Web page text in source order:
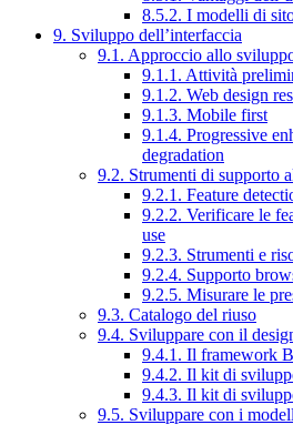
8.5.2. I modelli di
9. Sviluppo dell’interfaccia
9.1. Approccio allo
9.1.1. Attività
9.1.2. Web design
9.1.3. Mobile first
9.1.4. Progressive
degradation
9.2. Strumenti di supporto
9.2.1. Feature
9.2.2. Verificare le
use
9.2.3. Strumenti e
9.2.4. Supporto
9.2.5. Misurare le
9.3. Catalogo del riuso
9.4. Sviluppare con il
9.4.1. Il framework
9.4.2. Il kit di
9.4.3. Il kit di
9.5. Sviluppare con i